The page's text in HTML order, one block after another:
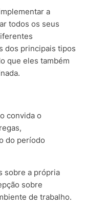
a
todos os seus
dos principais tipos
que eles também
convida o
do período
sobre a própria
sobre
de trabalho.